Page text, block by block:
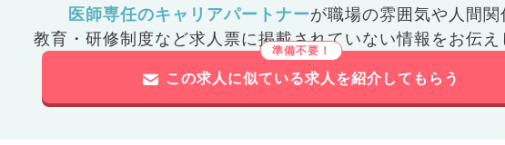
医師専任のキャリアパートナーが職場の雰囲気や人間関
教育・研修制度など求人票に掲載されていない情報をお伝え
この求人に似ている求人を紹介してもらう